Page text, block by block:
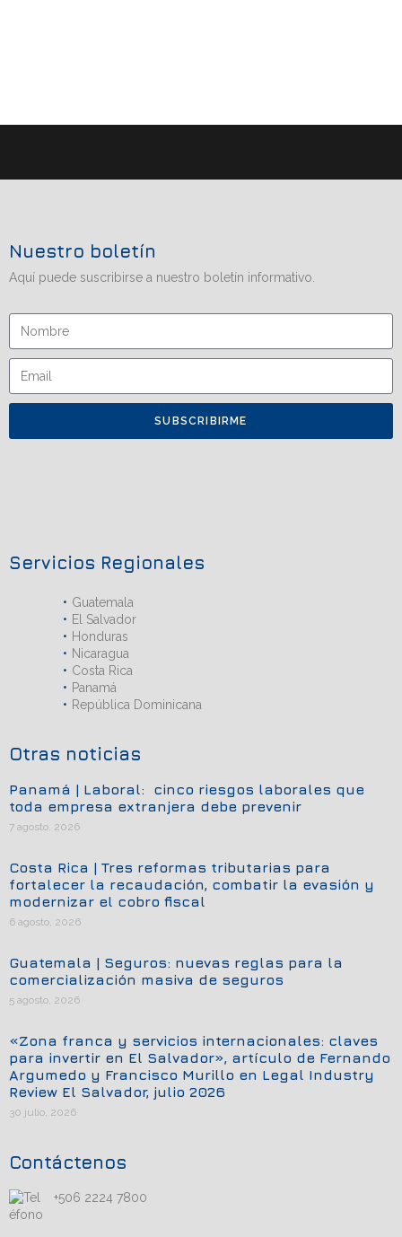
Nuestro boletín
Aquí puede suscribirse a nuestro boletín informativo.
SUBSCRIBIRME
Servicios Regionales
Guatemala
El Salvador
Honduras
Nicaragua
Costa Rica
Panamá
República Dominicana
Otras noticias
Panamá | Laboral: cinco riesgos laborales que
toda empresa extranjera debe prevenir
7 agosto, 2026
Costa Rica | Tres reformas tributarias para
fortalecer la recaudación, combatir la evasión y
modernizar el cobro fiscal
6 agosto, 2026
Guatemala | Seguros: nuevas reglas para la
comercialización masiva de seguros
5 agosto, 2026
«Zona franca y servicios internacionales: claves
para invertir en El Salvador», artículo de Fernando
Argumedo y Francisco Murillo en Legal Industry
Review El Salvador, julio 2026
30 julio, 2026
Contáctenos
+506 2224 7800